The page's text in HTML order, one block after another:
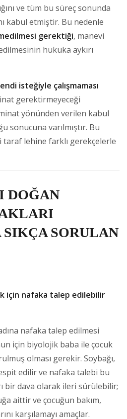
ve tüm bu süreç sonunda
kabul etmiştir. Bu nedenle
gerektiği, manevi
hukuka aykırı
isteğiyle çalışmaması
gerektirmeyeceği
yönünden verilen kabul
sonucuna varılmıştır. Bu
lehine farklı gerekçelerle
DOĞAN
SIKÇA SORULAN
için nafaka talep edilebilir
nafaka talep edilmesi
için biyolojik baba ile çocuk
olması gerekir. Soybağı,
edilir ve nafaka talebi bu
bir dava olarak ileri sürülebilir;
aittir ve çocuğun bakım,
karşılamayı amaçlar.